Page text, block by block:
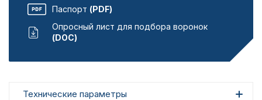
Паспорт (PDF)
Опросный лист для подбора воронок
(DOC)
Технические параметры